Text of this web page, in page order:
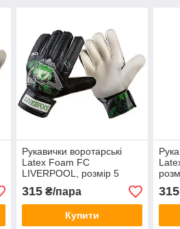
Рукавички воротарські
Latex Foam FC
LIVERPOOL, розмір 5
315₴/пара
Купити
315